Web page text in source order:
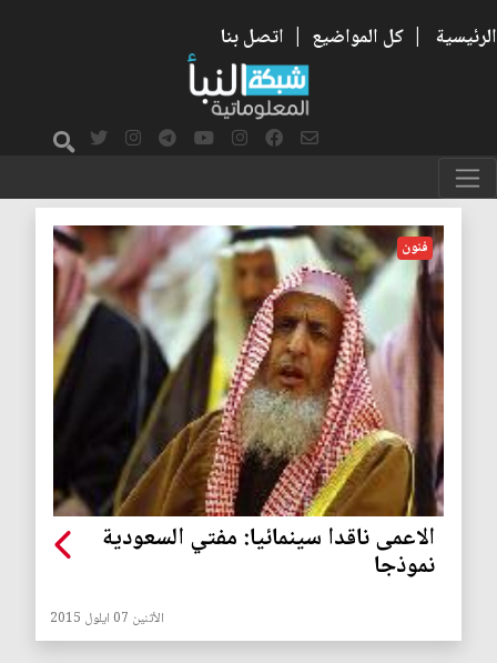
الرئيسية | كل المواضيع | اتصل بنا
سينما
فنون
الاعمى ناقدا سينمائيا: مفتي السعودية
نموذجا
الأثنين 07 ايلول 2015